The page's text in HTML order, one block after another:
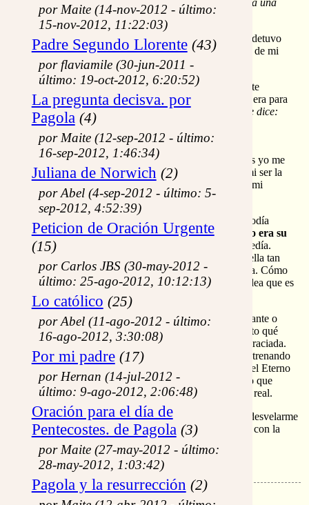
por Maite (14-nov-2012 - último:
15-nov-2012, 11:22:03)
Padre Segundo Llorente (43)
por flaviamile (30-jun-2011 -
último: 19-oct-2012, 6:20:52)
La pregunta decisva. por
Pagola (4)
por Maite (12-sep-2012 - último:
16-sep-2012, 1:46:34)
Juliana de Norwich (2)
por Abel (4-sep-2012 - último: 5-
sep-2012, 4:52:39)
Peticion de Oración Urgente
(15)
por Carlos JBS (30-may-2012 -
último: 25-ago-2012, 10:12:13)
Lo católico (25)
por Abel (11-ago-2012 - último:
16-ago-2012, 3:30:08)
Por mi padre (17)
por Hernan (14-jul-2012 -
último: 9-ago-2012, 2:06:48)
Oración para el día de
Pentecostes. de Pagola (3)
por Maite (27-may-2012 - último:
28-may-2012, 1:03:42)
Pagola y la resurrección (2)
brincando por los collados. Semejante es mi amado a una
gacela, a un joven cervatillo Ct2,8-9.
Me paré a contemplarla un ratito y Maria también se detuvo
volviéndose hacia mi sonriente y repitiendo: “La voz de mi
amado...saltando por los montes”
Jamás lograré explicar lo que pasó, pero en un instante
temblaron hasta mis huesos: no, no repetía para Ella, era para
mí que me repetía:Empieza a hablar mi amado y me dice:
“Levántate, amada mía, hermosa mía y
vente...porque...aparecen las flores” Ct.2,10-12
Cuanto más la escuchaba más claro veía que mientras yo me
excusaba y demoraba su venida, la profundidad de mi ser la
llamaba, y ella sencilladamente respodía: ¡La voz de mi
amado!.
Sí, ya veo que muchos no me creerán; yo tampoco podía
creerlo, pero la sonrisa de su rostro no mentía:
este yo era su
amado, y era para visitarme que apresurada me precedía.
Cómo podía yo haberme jamás imaginado que doncella tan
jovencita dominaba ya tanto recobeco de nuestra vida. Cómo
admirarse ya de que se enamorara de la interesante Idea que es
una Palabra eterna reclinada en un pesebre.
No les puedo decir si este despertar duró un solo instante o
decenios. Qué más da. Pero me reveló en un momento qué
gracia tan grande era andar el camino con Ella, la Agraciada.
Hasta se me ocurrió a ver si no sería que se estaba entrenando
conmigo su gran responsabilidad de educar al Hijo del Eterno
Padre; quizás algunos se rían, pero llega un momento que
cuanto más increíble es una cosa, más suena a hecho real.
Cortito resultó este quizás largo camino que parecía desvelarme
eternidad tras etenidad, este camino hacia mi morada con la
madre María...
No es el pan lo que da Vida al hombre